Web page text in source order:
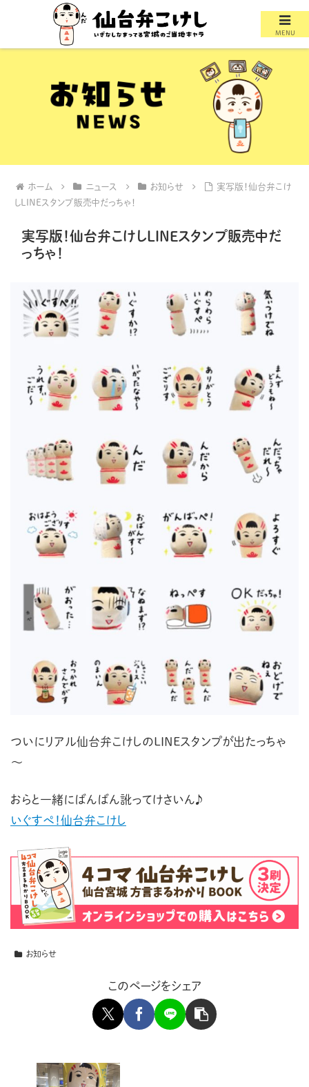
ホーム ニュース お知らせ
実写版！仙台弁こけ
しLINEスタンプ販売中だっちゃ！
実写版！仙台弁こけしLINEスタンプ販売中だ
っちゃ！
ついにリアル仙台弁こけしのLINEスタンプが出たっちゃ
～
おらと一緒にばんばん訛ってけさいん♪
いぐすぺ！仙台弁こけし
お知らせ
このページをシェア
MENU